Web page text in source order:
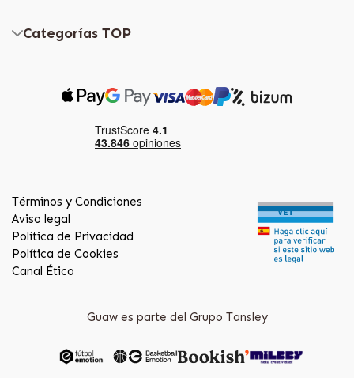
Categorías TOP
Términos y Condiciones
Aviso legal
Política de Privacidad
Política de Cookies
Canal Ético
Guaw es parte del Grupo Tansley